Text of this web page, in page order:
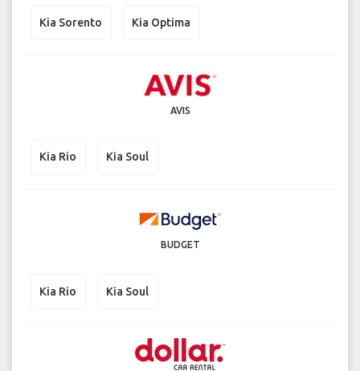
Kia Sorento Kia Optima
AVIS
Kia Rio Kia Soul
BUDGET
Kia Rio Kia Soul